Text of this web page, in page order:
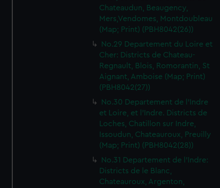
Chateaudun, Beaugency,
Mers,Vendomes, Montdoubleau
(Map; Print) (PBH8042(26))
No.29 Departement du Loire et
Cher: Districts de Chateau-
Regnault, Blois, Romorantin, St
Aignant, Amboise (Map; Print)
(PBH8042(27))
No.30 Departement de l'Indre
et Loire, et l'Indre. Districts de
Loches, Chatillon sur Indre,
Issoudun, Chateauroux, Preuilly
(Map; Print) (PBH8042(28))
No.31 Departement de l'Indre:
Districts de le Blanc,
Chateauroux, Argenton,